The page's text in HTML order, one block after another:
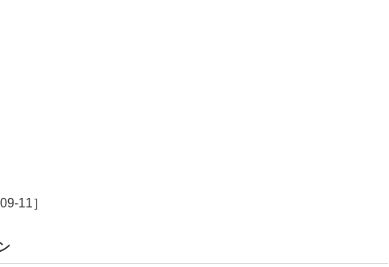
11］